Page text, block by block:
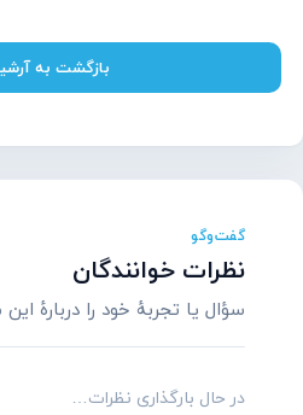
بازگشت به
گفت‌وگو
نظرات خوانندگان
سؤال یا تجربهٔ خود را دربارهٔ
در حال بارگذاری نظرات…